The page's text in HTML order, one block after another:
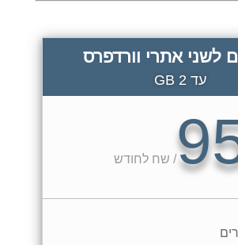
לשני אתרי וורדפרס
עד 2 GB
/ שח לחודש